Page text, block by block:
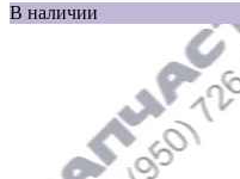
В наличии